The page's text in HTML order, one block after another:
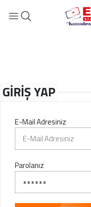
GİRİŞ YAP
E-Mail Adresiniz
Parolanız